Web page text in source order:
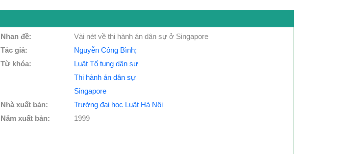
Nhan đề:
Vài nét về thi hành án dân sự ở Singapore
Tác giả:
Nguyễn Công Bình;
Từ khóa:
Luật Tố tụng dân sự
Thi hành án dân sự
Singapore
Nhà xuất bản:
Trường đại học Luật Hà Nội
Năm xuất bản:
1999